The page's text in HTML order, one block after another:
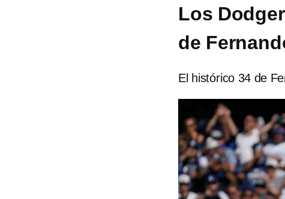
Los
de
El histórico 34 de